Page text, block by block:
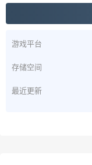
游戏平台
存储空间
最近更新